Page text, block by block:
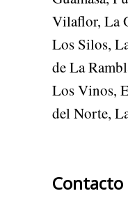
Vilaflor, La
Los Silos,
de La
Los Vinos,
del Norte,
Contacto